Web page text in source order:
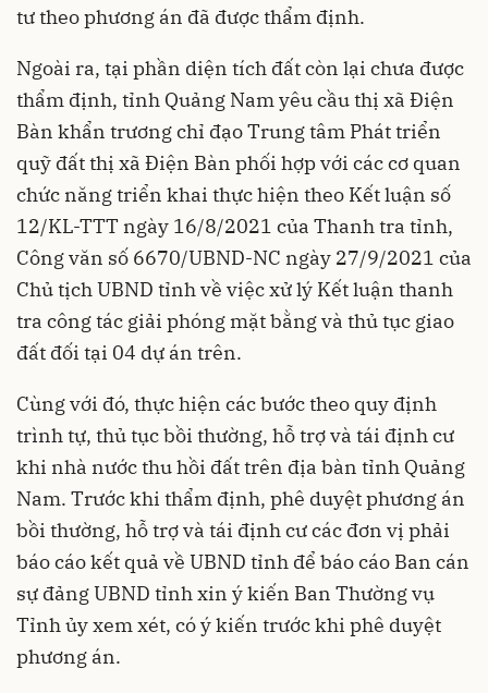
tư theo phương án đã được thẩm định.
Ngoài ra, tại phần diện tích đất còn lại chưa được
thẩm định, tỉnh Quảng Nam yêu cầu thị xã Điện
Bàn khẩn trương chỉ đạo Trung tâm Phát triển
quỹ đất thị xã Điện Bàn phối hợp với các cơ quan
chức năng triển khai thực hiện theo Kết luận số
12/KL-TTT ngày 16/8/2021 của Thanh tra tỉnh,
Công văn số 6670/UBND-NC ngày 27/9/2021 của
Chủ tịch UBND tỉnh về việc xử lý Kết luận thanh
tra công tác giải phóng mặt bằng và thủ tục giao
đất đối tại 04 dự án trên.
Cùng với đó, thực hiện các bước theo quy định
trình tự, thủ tục bồi thường, hỗ trợ và tái định cư
khi nhà nước thu hồi đất trên địa bàn tỉnh Quảng
Nam. Trước khi thẩm định, phê duyệt phương án
bồi thường, hỗ trợ và tái định cư các đơn vị phải
báo cáo kết quả về UBND tỉnh để báo cáo Ban cán
sự đảng UBND tỉnh xin ý kiến Ban Thường vụ
Tỉnh ủy xem xét, có ý kiến trước khi phê duyệt
phương án.